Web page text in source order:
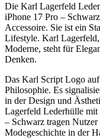
Die Karl Lagerfeld
iPhone 17 Pro –
Accessoire. Sie ist ein
Lifestyle. Karl Lagerfeld,
Moderne, steht für
Denken.
Das Karl Script Logo
Philosophie. Es
in der Design und
Lagerfeld Lederhülle
– Schwarz tragen
Modegeschichte in der